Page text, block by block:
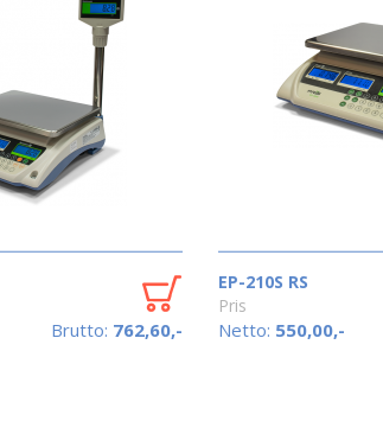
Brutto: 762,60,-
EP-210S RS
Pris
Netto: 550,00,-